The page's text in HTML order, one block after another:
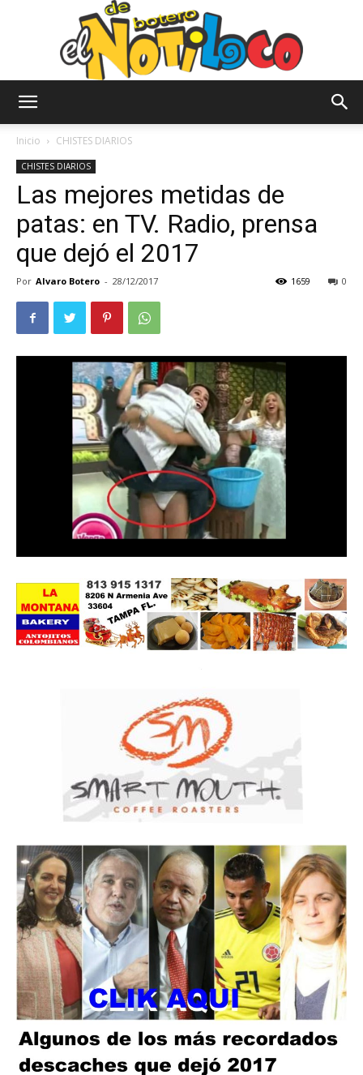
Notiloco
de
Inicio CHISTES DIARIOS
CHISTES DIARIOS
Las mejores metidas de
patas: en TV. Radio, prensa
que dejó el 2017
Por Alvaro Botero - 28/12/2017 0
1659